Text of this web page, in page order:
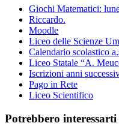
Giochi Matematici:
Riccardo.
Moodle
Liceo delle Scienze
Calendario scolastico
Liceo Statale “A.
Iscrizioni anni
Pago in Rete
Liceo Scientifico
Potrebbero interessarti